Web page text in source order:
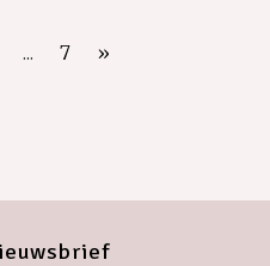
... 7 »